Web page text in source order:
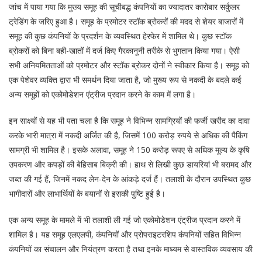
जांच में पाया गया कि मुख्य समूह की सूचीबद्ध कंपनियों का ज्यादातर कारोबार सर्कुलर
ट्रेडिंग के जरिए हुआ है। समूह के प्रमोटर स्टॉक ब्रोकरों की मदद से शेयर बाजारों में
समूह की कुछ कंपनियों के प्रदर्शन के व्यवस्थित हेरफेर में शामिल थे। कुछ स्टॉक
ब्रोकरों को बिना बही-खातों में दर्ज किए गैरकानूनी तरीके से भुगतान किया गया। ऐसी
सभी अनियमितताओं को प्रमोटर और स्टॉक ब्रोकर दोनों ने स्वीकार किया है। समूह को
एक पेशेवर व्यक्ति द्वारा भी समर्थन दिया जाता है, जो मुख्य रूप से नकदी के बदले कई
अन्य समूहों को एकोमोडेशन एंट्रीज प्रदान करने के काम में लगा है।
इन साक्ष्यों से यह भी पता चला है कि समूह ने विभिन्न सामग्रियों की फर्जी खरीद का दावा
करके भारी मात्रा में नकदी अर्जित की है, जिसमें 100 करोड़ रुपये से अधिक की पैकिंग
सामग्री भी शामिल है। इसके अलावा, समूह ने 150 करोड़ रूपए से अधिक मूल्य के कृषि
उपकरण और कपड़ों की बेहिसाब बिक्री की। हाथ से लिखी कुछ डायरियां भी बरामद और
जब्त की गई हैं, जिनमें नकद लेन-देन के आंकड़े दर्ज हैं। तलाशी के दौरान उपस्थित कुछ
भागीदारों और लाभार्थियों के बयानों से इसकी पुष्टि हुई है।
एक अन्य समूह के मामले में भी तलाशी ली गई जो एकोमोडेशन एंट्रीज प्रदान करने में
शामिल है। यह समूह एलएलपी, कंपनियों और प्रोपराइटरशिप कंपनियों सहित विभिन्न
कंपनियों का संचालन और नियंत्रण करता है तथा इनके माध्यम से वास्तविक व्यवसाय की